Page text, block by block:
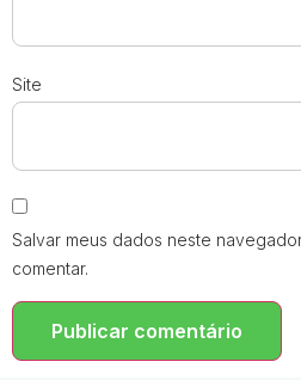
Site
Salvar meus dados neste
comentar.